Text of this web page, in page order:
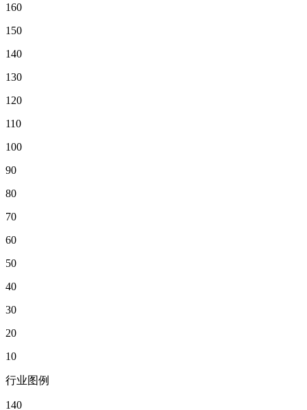
160
150
140
130
120
110
100
90
80
70
60
50
40
30
20
10
行业图例
140